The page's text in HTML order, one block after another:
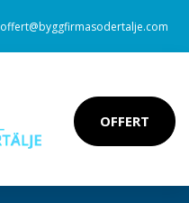
offert@byggfirmasodertalje.com
OFFERT